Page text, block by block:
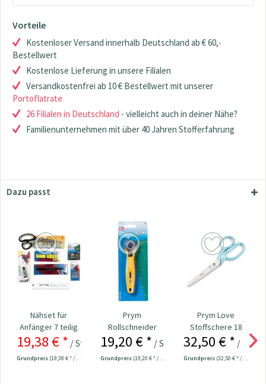
Vorteile
Kostenloser Versand innerhalb Deutschland ab € 60,-
Bestellwert
Kostenlose Lieferung in unsere Filialen
Versandkostenfrei ab 10 € Bestellwert mit unserer
Portoflatrate
26 Filialen in Deutschland - vielleicht auch in deiner Nähe?
Familienunternehmen mit über 40 Jahren Stofferfahrung
Dazu passt
Nähset für
Anfänger 7 teilig
19,38 € * / Stück 24,98 € *
Grundpreis (19,38 € * / 1 Stück)
Prym
Rollschneider
"Mini" 28 mm Nr.
19,20 € * / Stück
Grundpreis (19,20 € * / 1 Stück)
Prym Love
Stoffschere 18
cm Nr. 610540
32,50 € * / Stück
Grundpreis (32,50 € * / 1 Stück)